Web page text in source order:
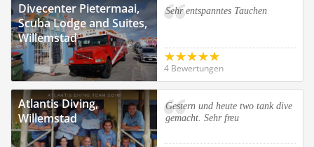
Divecenter Pietermaai,
Scuba Lodge and Suites,
Willemstad
Sehr entspanntes Tauchen
4 Bewertungen
Atlantis Diving,
Willemstad
Gestern und heute two tank dive
gemacht. Sehr freu